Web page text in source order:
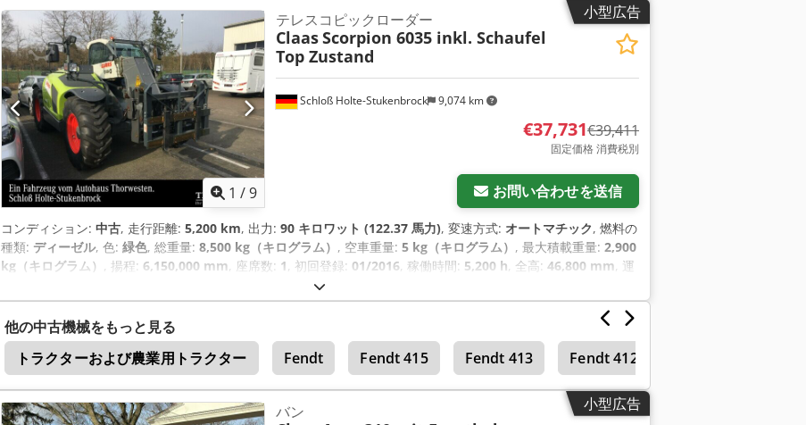
小型広告
1 /9
Schloß Holte-Stukenbrock 9,074 km
テレスコピックローダー
ClaasScorpion 6035 inkl. Schaufel
Top Zustand
€37,731€39,411
固定価格 消費税別
お問い合わせを送信
コンディション: 中古, 走行距離: 5,200 km, 出力: 90 キロワット (122.37 馬力), 変速方式: オートマチック, 燃料の
種類: ディーゼル, 色: 緑色, 総重量: 8,500 kg（キログラム） , 空車重量: 5 kg（キログラム） , 最大積載重量: 2,900
kg（キログラム） , 揚程: 6,150,000 mm, 座席数: 1, 初回登録: 01/2016, 稼働時間: 5,200 h, 全高: 46,800 mm, 運
他の中古機械をもっと見る
トラクターおよび農業用トラクター
Fendt Fendt 415 Fendt 413 Fendt 412
小型広告
バン